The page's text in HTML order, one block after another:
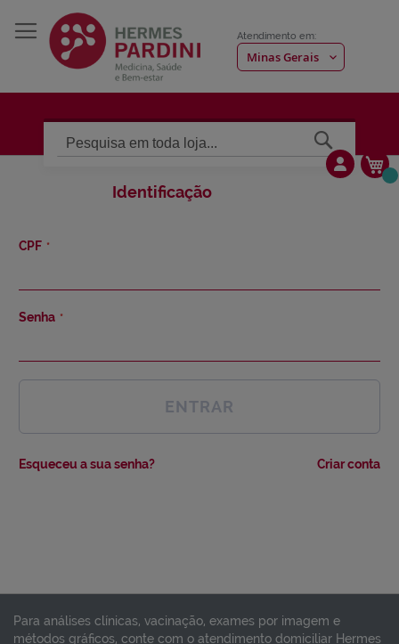
Atendimento em:
Pesquisa
Identificação
CPF
Senha
ENTRAR
Esqueceu a sua senha? Criar conta
Para análises clínicas, vacinação, exames por imagem e
métodos gráficos, conte com o atendimento domiciliar Hermes